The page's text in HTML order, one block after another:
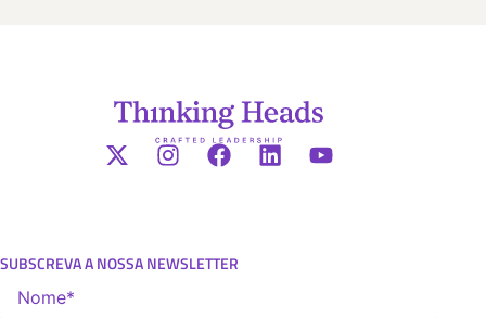
SUBSCREVA A NOSSA NEWSLETTER